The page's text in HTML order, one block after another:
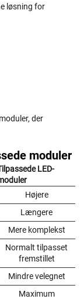
løsning for
der
moduler
LED-
Højere
Længere
Mere komplekst
Normalt tilpasset
fremstillet
Mindre velegnet
Maximum